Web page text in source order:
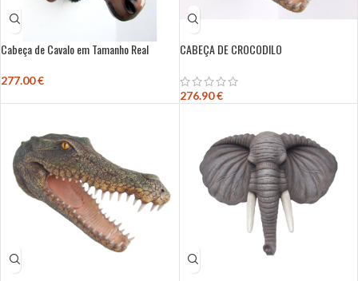
Cabeça de Cavalo em Tamanho Real
277.00€
CABEÇA DE CROCODILO
276.90€